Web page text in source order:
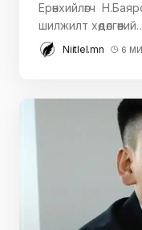
Ерөнхийлөгч
шилжилт
Niitlel.mn 6